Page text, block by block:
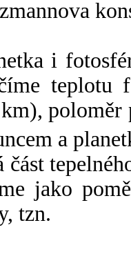
i
a
část
jako
tzn.